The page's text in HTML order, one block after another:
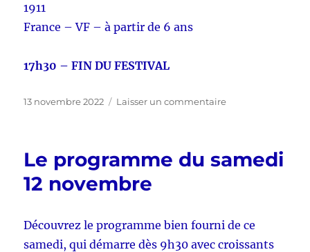
1911
France – VF – à partir de 6 ans
17h30 – FIN DU FESTIVAL
Publié
13 novembre 2022 Laisser un commentairesur
du
Le programme du samedi
12 novembre
Découvrez le programme bien fourni de ce
samedi, qui démarre dès 9h30 avec croissants